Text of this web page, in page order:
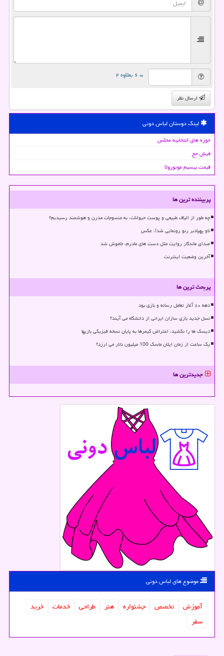
= ۶ بعلاوه ۲
ارسال نظر
لینک دوستان لباس دونی
حوزه های انتخابیه مجلس
فیش حج
قیمت بیسیم موتورولا
پربیننده ترین ها
چه طور از الیاف طبیعی و پوست حیوانات، به منسوجات مدرن و هوشمند رسیدیم؟
ناو پهپادبر رنو رونمایی شد!، عکس
صدای ماندگار روایت مثل دست های مادرم، خاموش شد
آخرین وضعیت اینترنت
پربحث ترین ها
دهه ۸۰ آغاز تعامل رسانه و بازی بود
نسل جدید بازی سازان ایرانی از دانشگاه می آیند؟
دیسک ها را نکشید، اعتراض گیمرها به پایان نسخه فیزیکی بازیها
یک ساعت از زمان ایلان ماسک 100 میلیون دلار می ارزد؟
جدیدترین ها
موضوع های لباس دونی
آموزش تخصص جشنواره هنر طراحی خدمات
خرید
سفر